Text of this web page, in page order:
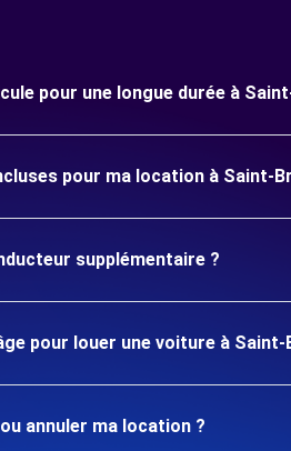
pour une longue durée à
pour ma location à Saint-
supplémentaire ?
pour louer une voiture à Saint-
annuler ma location ?